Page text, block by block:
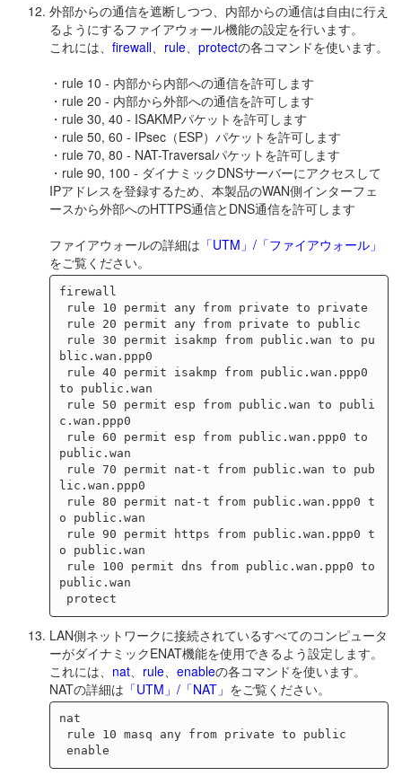
外部からの通信を遮断しつつ、内部からの通信は自由に行え
るようにするファイアウォール機能の設定を行います。
これには、 firewall rule protectの各コマンドを使います。
・rule 10 - 内部から内部への通信を許可します
・rule 20 - 内部から外部への通信を許可します
・rule 30, 40 - ISAKMPパケットを許可します
・rule 50, 60 - IPsec（ESP）パケットを許可します
・rule 70, 80 - NAT-Traversalパケットを許可します
・rule 90, 100 - ダイナミックDNSサーバーにアクセスして
IPアドレスを登録するため、本製品のWAN側インターフェ
ースから外部へのHTTPS通信とDNS通信を許可します
ファイアウォールの詳細は 「UTM」/「ファイアウォール」
をご覧ください。
firewall
blic.wan.ppp0
to public.wan
c.wan.ppp0
public.wan
lic.wan.ppp0
o public.wan
o public.wan
public.wan
LAN側ネットワークに接続されているすべてのコンピュータ
ーがダイナミックENAT機能を使用できるよう設定します。
これには、 nat rule enableの各コマンドを使います。
NATの詳細は 「UTM」/「NAT」 をご覧ください。
nat